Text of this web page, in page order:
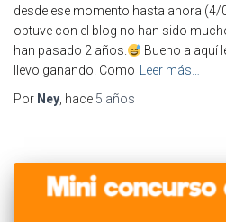
desde ese momento hasta ahora
obtuve con el blog no han sido
han pasado 2 años.
Bueno a aquí
llevo ganando. Como Leer más…
Por Ney, hace 5 años